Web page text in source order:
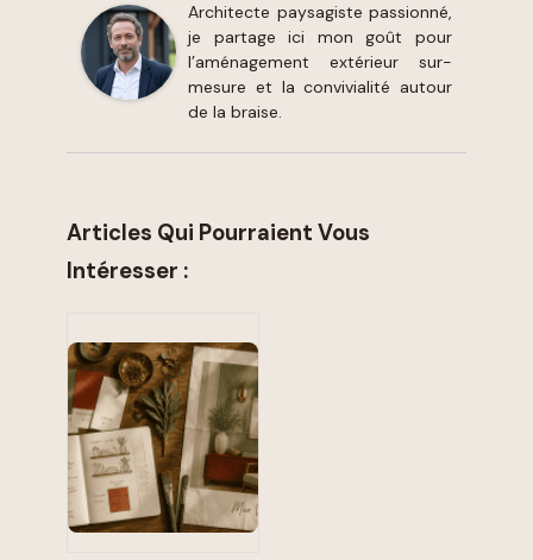
Architecte paysagiste passionné,
je partage ici mon goût pour
l’aménagement extérieur sur-
mesure et la convivialité autour
de la braise.
Articles Qui Pourraient Vous
Intéresser :